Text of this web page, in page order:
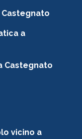
Castegnato
a
Castegnato
vicino a